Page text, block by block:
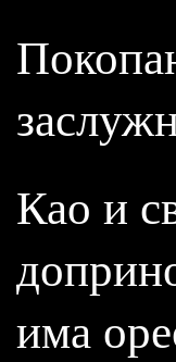
Као и
има